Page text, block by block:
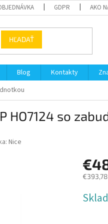
GDPR AKO
HĽADAŤ
Blog Kontakty
HO7124 so
Nice
cena: